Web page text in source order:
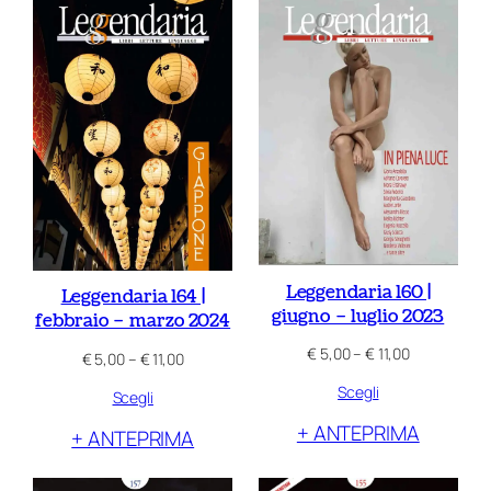
Leggendaria 164 |
febbraio – marzo 2024
€5,00– €11,00Fascia
€ 5,00
€ 11,00
Scegli
+ ANTEPRIMA
Leggendaria 160 |
giugno – luglio 2023
€5,00– €11,00Fascia
€ 5,00
€ 11,00
Scegli
+ ANTEPRIMA